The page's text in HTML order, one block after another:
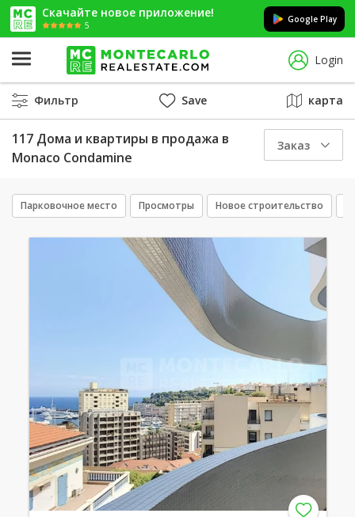
Скачайте новое приложение!
5
Google Play
Login
Фильтр Save карта
117 Дома и квартиры в продажа в
Monaco Condamine
Заказ
Парковочное место Просмотры Новое строительство